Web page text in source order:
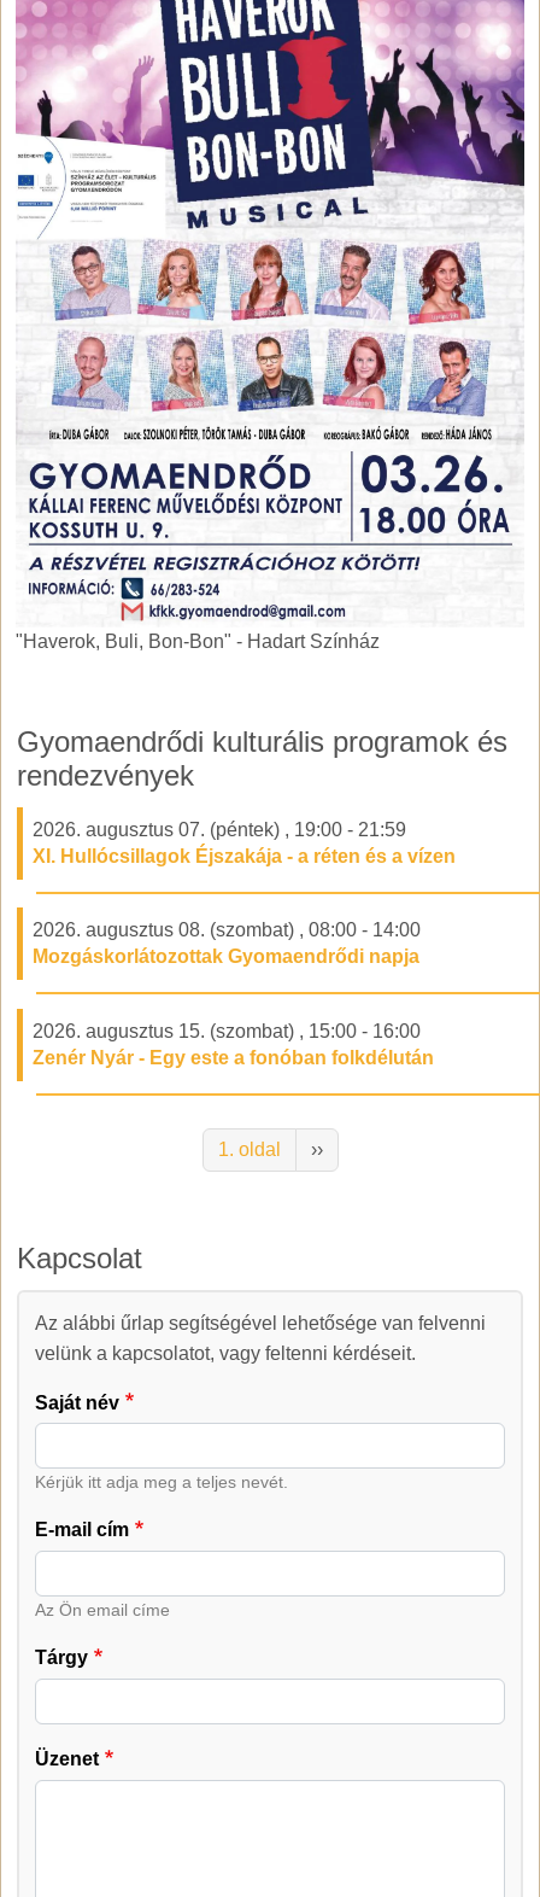
"Haverok, Buli, Bon-Bon" - Hadart Színház
"Haverok, Buli, Bon-Bon" - Hadart Színház
Gyomaendrődi kulturális programok és
rendezvények
2026. augusztus 07. (péntek) , 19:00 - 21:59
XI. Hullócsillagok Éjszakája - a réten és a vízen
2026. augusztus 08. (szombat) , 08:00 - 14:00
Mozgáskorlátozottak Gyomaendrődi napja
2026. augusztus 15. (szombat) , 15:00 - 16:00
Zenér Nyár - Egy este a fonóban folkdélután
1. oldal
Következő oldal
››
Kapcsolat
Kapcsolat
Az alábbi űrlap segítségével lehetősége van felvenni
velünk a kapcsolatot, vagy feltenni kérdéseit.
Saját név
Kérjük itt adja meg a teljes nevét.
E-mail cím
Az Ön email címe
Tárgy
Üzenet